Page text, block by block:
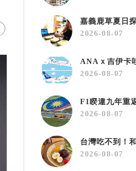
2026-08-07
2026-08-07
2026-08-07
2026-08-07